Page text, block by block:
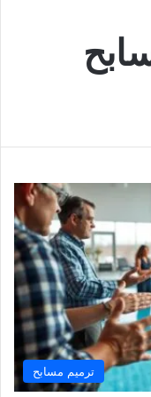
ترميم مسابح